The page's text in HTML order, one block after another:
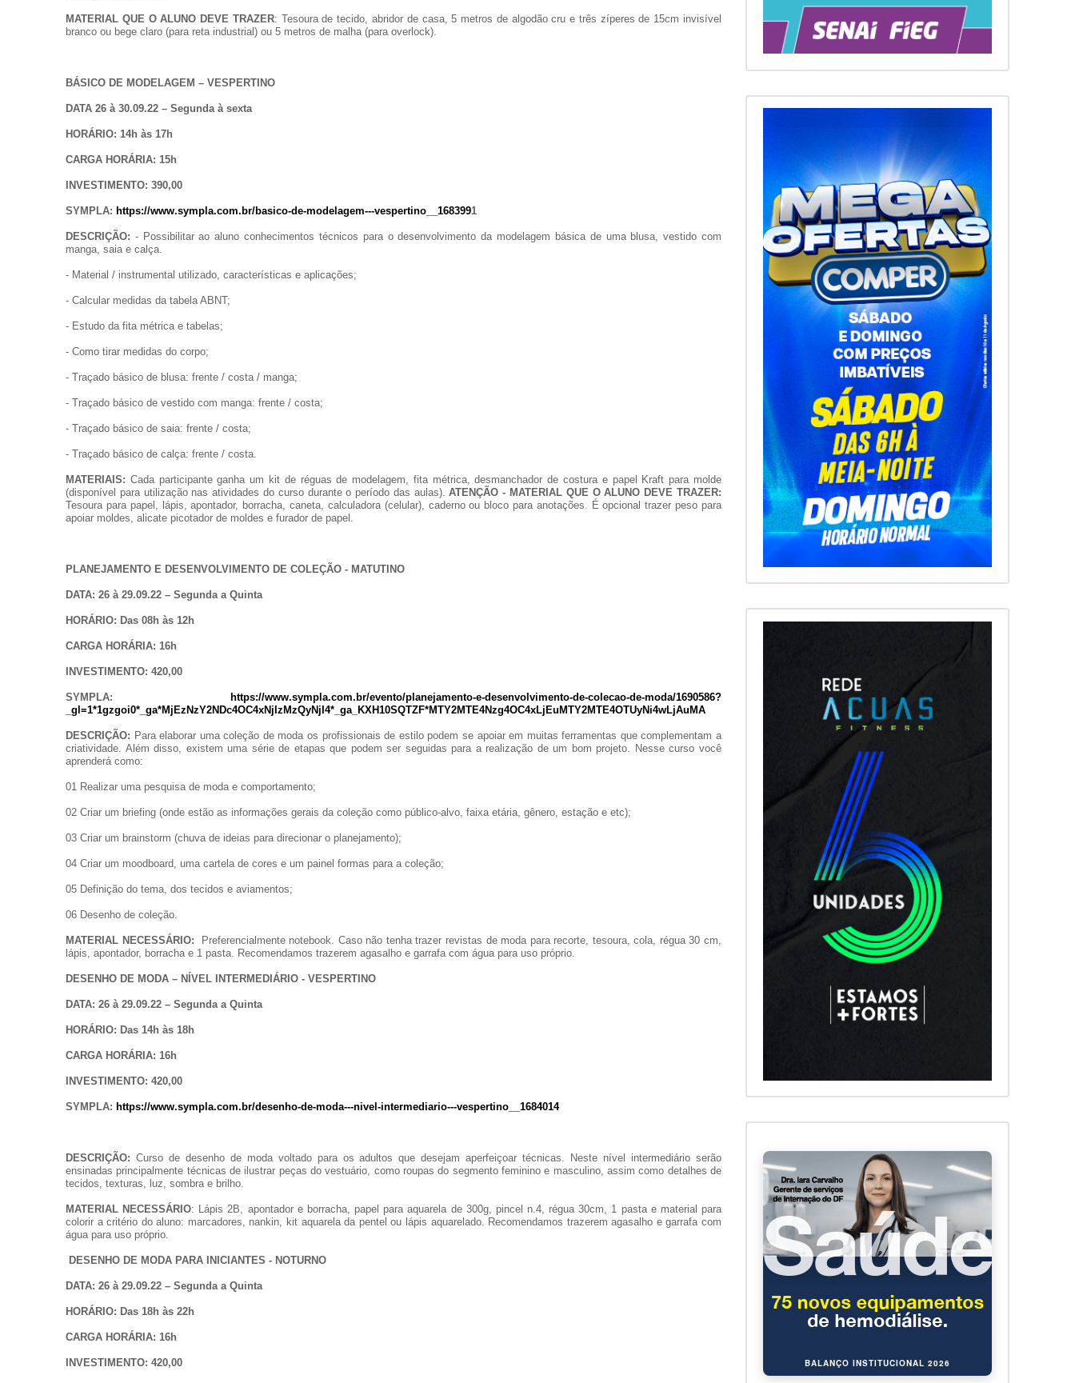
MATERIAL QUE O ALUNO DEVE TRAZER: Tesoura de tecido, abridor de casa, 5 metros de algodão cru e três zíperes de 15cm invisível
branco ou bege claro (para reta industrial) ou 5 metros de malha (para overlock).
BÁSICO DE MODELAGEM – VESPERTINO
DATA 26 à 30.09.22 – Segunda à sexta
HORÁRIO: 14h às 17h
CARGA HORÁRIA: 15h
INVESTIMENTO: 390,00
SYMPLA: https://www.sympla.com.br/basico-de-modelagem---vespertino__1683991
DESCRIÇÃO: - Possibilitar ao aluno conhecimentos técnicos para o desenvolvimento da modelagem básica de uma blusa, vestido com
manga, saia e calça.
- Material / instrumental utilizado, características e aplicações;
- Calcular medidas da tabela ABNT;
- Estudo da fita métrica e tabelas;
- Como tirar medidas do corpo;
- Traçado básico de blusa: frente / costa / manga;
- Traçado básico de vestido com manga: frente / costa;
- Traçado básico de saia: frente / costa;
- Traçado básico de calça: frente / costa.
MATERIAIS: Cada participante ganha um kit de réguas de modelagem, fita métrica, desmanchador de costura e papel Kraft para molde
(disponível para utilização nas atividades do curso durante o período das aulas).ATENÇÃO - MATERIAL QUE O ALUNO DEVE TRAZER:
Tesoura para papel, lápis, apontador, borracha, caneta, calculadora (celular), caderno ou bloco para anotações. É opcional trazer peso para
apoiar moldes, alicate picotador de moldes e furador de papel.
PLANEJAMENTO E DESENVOLVIMENTO DE COLEÇÃO - MATUTINO
DATA: 26 à 29.09.22 – Segunda a Quinta
HORÁRIO: Das 08h às 12h
CARGA HORÁRIA: 16h
INVESTIMENTO: 420,00
SYMPLA:
https://www.sympla.com.br/evento/planejamento-e-desenvolvimento-de-colecao-de-moda/1690586?
_gl=1*1gzgoi0*_ga*MjEzNzY2NDc4OC4xNjIzMzQyNjI4*_ga_KXH10SQTZF*MTY2MTE4Nzg4OC4xLjEuMTY2MTE4OTUyNi4wLjAuMA
DESCRIÇÃO: Para elaborar uma coleção de moda os profissionais de estilo podem se apoiar em muitas ferramentas que complementam a
criatividade. Além disso, existem uma série de etapas que podem ser seguidas para a realização de um bom projeto. Nesse curso você
aprenderá como:
01 Realizar uma pesquisa de moda e comportamento;
02 Criar um briefing (onde estão as informações gerais da coleção como público-alvo, faixa etária, gênero, estação e etc);
03 Criar um brainstorm (chuva de ideias para direcionar o planejamento);
04 Criar um moodboard, uma cartela de cores e um painel formas para a coleção;
05 Definição do tema, dos tecidos e aviamentos;
06 Desenho de coleção.
MATERIAL NECESSÁRIO:
Preferencialmente notebook. Caso não tenha trazer revistas de moda para recorte, tesoura, cola, régua 30 cm,
lápis, apontador, borracha e 1 pasta. Recomendamos trazerem agasalho e garrafa com água para uso próprio.
DESENHO DE MODA – NÍVEL INTERMEDIÁRIO - VESPERTINO
DATA: 26 à 29.09.22 – Segunda a Quinta
HORÁRIO: Das 14h às 18h
CARGA HORÁRIA: 16h
INVESTIMENTO: 420,00
SYMPLA: https://www.sympla.com.br/desenho-de-moda---nivel-intermediario---vespertino__1684014
DESCRIÇÃO: Curso de desenho de moda voltado para os adultos que desejam aperfeiçoar técnicas. Neste nível intermediário serão
ensinadas principalmente técnicas de ilustrar peças do vestuário, como roupas do segmento feminino e masculino, assim como detalhes de
tecidos, texturas, luz, sombra e brilho.
MATERIAL NECESSÁRIO: Lápis 2B, apontador e borracha, papel para aquarela de 300g, pincel n.4, régua 30cm, 1 pasta e material para
colorir a critério do aluno: marcadores, nankin, kit aquarela da pentel ou lápis aquarelado. Recomendamos trazerem agasalho e garrafa com
água para uso próprio.
DESENHO DE MODA PARA INICIANTES - NOTURNO
DATA: 26 à 29.09.22 – Segunda a Quinta
HORÁRIO: Das 18h às 22h
CARGA HORÁRIA: 16h
INVESTIMENTO: 420,00 BALANÇO INSTITUCIONAL 2026